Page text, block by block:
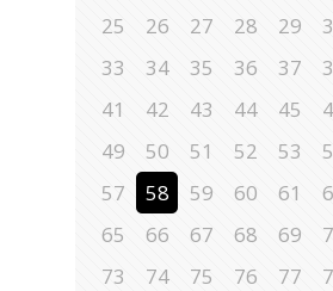
25
26 27 28 29
33
34 35 36 37
41
42 43 44 45
49
50 51 52 53
57
58 59 60 61
65
66 67 68 69
73
74 75 76 77